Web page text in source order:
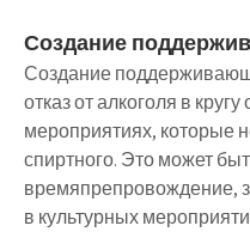
Создание
Создание
отказ от алкоголя в
мероприятиях, которые
спиртного. Это может
времяпрепровождение,
в культурных